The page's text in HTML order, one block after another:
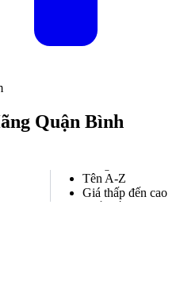
Quận Bình
Tên A-Z
Giá thấp đến cao